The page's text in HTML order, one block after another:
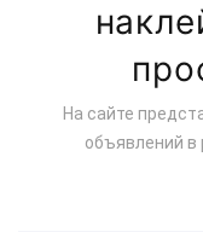
На сайте
объявлений в